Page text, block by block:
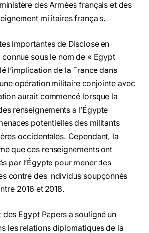
des Armées français et des
militaires français.
importantes de Disclose en
sous le nom de « Egypt
l’implication de la France dans
opération militaire conjointe avec
aurait commencé lorsque la
renseignements à l’Égypte
potentielles des militants
occidentales. Cependant, la
que ces renseignements ont
par l’Égypte pour mener des
contre des individus soupçonnés
2016 et 2018.
Egypt Papers a souligné un
les relations diplomatiques de la